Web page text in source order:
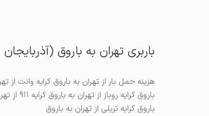
باربری تهران به باروق
هزینه حمل بار از تهران به باروق کرایه وانت از
باروق
باروق کرایه تریلی از تهران به باروق